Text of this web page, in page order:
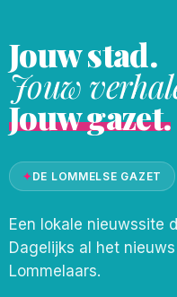
Jouw stad.
Jouw
Jouw gazet.
✦DE LOMMELSE GAZET
Een lokale nieuwssite
Dagelijks al het
Lommelaars.